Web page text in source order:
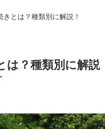
とは？種類別に解説！
？種類別に解説